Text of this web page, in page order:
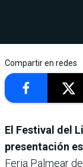
Compartir en redes
El Festival del
presentación
Feria Palmear